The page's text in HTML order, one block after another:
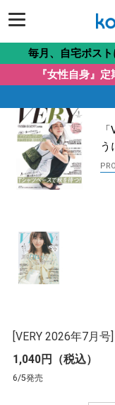
毎月、自宅ポス
『女性自身』
この商品もオススメ
う
[VERY 2026年7月号]
1,040円（税込）
6/5発売